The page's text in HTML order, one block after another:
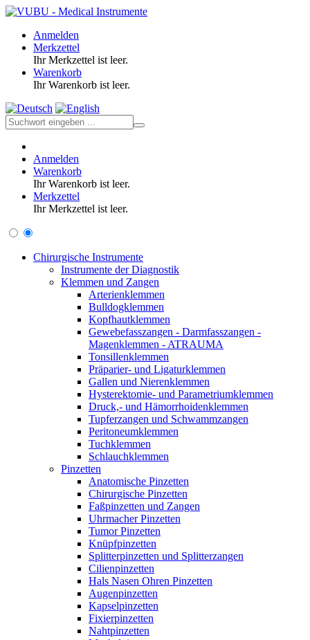
Anmelden
Merkzettel
Ihr Merkzettel ist leer.
Warenkorb
Ihr Warenkorb ist leer.
Anmelden
Warenkorb
Ihr Warenkorb ist leer.
Merkzettel
Ihr Merkzettel ist leer.
Chirurgische Instrumente
Instrumente der Diagnostik
Klemmen und Zangen
Arterienklemmen
Bulldogklemmen
Kopfhautklemmen
Gewebefasszangen - Darmfasszangen -
Magenklemmen - ATRAUMA
Tonsillenklemmen
Präparier- und Ligaturklemmen
Gallen und Nierenklemmen
Hysterektomie- und Parametriumklemmen
Druck,- und Hämorrhoidenklemmen
Tupferzangen und Schwammzangen
Peritoneumklemmen
Tuchklemmen
Schlauchklemmen
Pinzetten
Anatomische Pinzetten
Chirurgische Pinzetten
Faßpinzetten und Zangen
Uhrmacher Pinzetten
Tumor Pinzetten
Knüpfpinzetten
Splitterpinzetten und Splitterzangen
Cilienpinzetten
Hals Nasen Ohren Pinzetten
Augenpinzetten
Kapselpinzetten
Fixierpinzetten
Nahtpinzetten